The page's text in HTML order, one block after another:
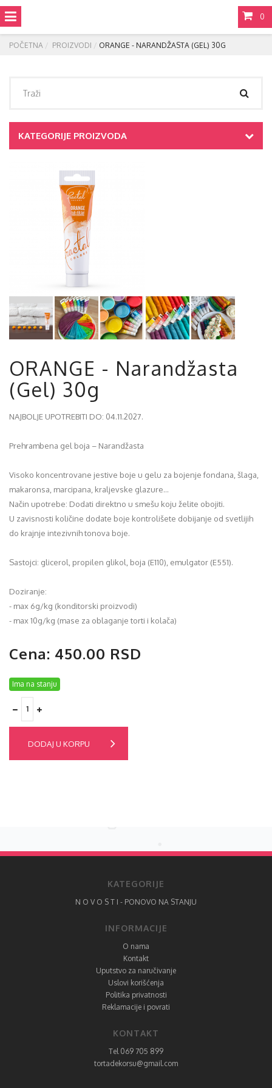
0
POČETNA PROIZVODI ORANGE - NARANDŽASTA (GEL) 30G
KATEGORIJE PROIZVODA
ORANGE - Narandžasta
(Gel) 30g
NAJBOLJE UPOTREBITI DO: 04.11.2027.
Prehrambena gel boja – Narandžasta
Visoko koncentrovane jestive boje u gelu za bojenje fondana, šlaga,
makaronsa, marcipana, kraljevske glazure...
Način upotrebe: Dodati direktno u smešu koju želite obojiti.
U zavisnosti količine dodate boje kontrolišete dobijanje od svetlijih
do krajnje intezivnih tonova boje.
Sastojci: glicerol, propilen glikol, boja (E110), emulgator (E551).
Doziranje:
- max 6g/kg (konditorski proizvodi)
- max 10g/kg (mase za oblaganje torti i kolača)
Cena: 450.00 RSD
Ima na stanju
DODAJ U KORPU
KATEGORIJE
N O V O S T I - PONOVO NA STANJU
INFORMACIJE
O nama
Kontakt
Uputstvo za naručivanje
Uslovi korišćenja
Politika privatnosti
Reklamacije i povrati
KONTAKT
Tel 069 705 899
tortadekorsu@gmail.com